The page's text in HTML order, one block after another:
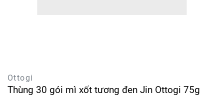
Ottogi
Thùng 30 gói mì xốt tương đen Jin Ottogi 75g